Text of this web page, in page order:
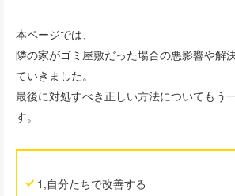
本ページでは、
隣の家がゴミ屋敷だった場合の悪影響や解
ていきました。
最後に対処すべき正しい方法についてもう
す。
1,自分たちで改善する